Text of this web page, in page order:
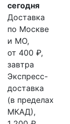
сегодня
Доставка
по Москве
и МО,
от 400 ₽,
завтра
Экспресс-
доставка
(в пределах
МКАД),